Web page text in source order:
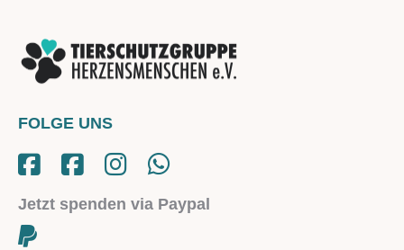
FOLGE UNS
Jetzt spenden via Paypal